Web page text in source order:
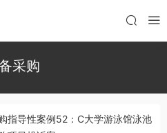
采购
指导性案例52：C大学游泳馆泳池